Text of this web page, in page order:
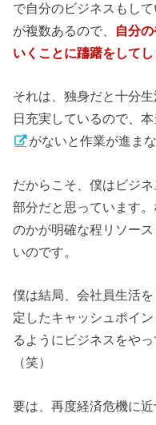
で自分のビジネスもし
が複数あるので、 自分
いくことに躊躇をして
それは、独身だと十分
日充実しているので、
がないと作業が進ま
だからこそ、僕はビジ
部分だと思っています
のかが明確な程リソー
いのです。
僕は結局、会社員生活
定したキャッシュポイ
るようにビジネスをや
（笑）
要は、再度経済危機に